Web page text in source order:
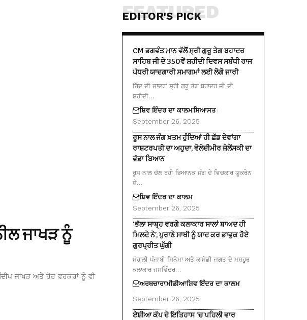
ਜਾਖੜ ਨੂੰ
ਜਾਖੜ ਅਤੇ ਹੋਰ ਵਰਕਰਾਂ ਨੂੰ ਵੀ
EDITOR'S PICK
FEATURED
CM ਭਗਵੰਤ ਮਾਨ ਵੱਲੋਂ ਸ੍ਰੀ ਗੁਰੂ ਤੇਗ ਬਹਾਦਰ
ਸਾਹਿਬ ਜੀ ਦੇ 350ਵੇਂ ਸ਼ਹੀਦੀ ਦਿਵਸ ਸਬੰਧੀ ਰਾਜ
ਪੱਧਰੀ ਯਾਦਗਾਰੀ ਸਮਾਗਮਾਂ ਲਈ ਲੋਗੋ ਜਾਰੀ
ਹਿੰਦ ਦੀ ਚਾਦਰ’ ਸ੍ਰੀ ਗੁਰੂ ਤੇਗ ਬਹਾਦਰ ਜੀ ਦੀ
ਸ਼ਹੀਦੀ…
ਸ਼ਿਵ ਇੰਦਰ ਦਾ ਕਾਲਮਸਿਆਸਤ
September 26, 2025
ਰੂਸ ਨਾਲ ਜੰਗ ਖ਼ਤਮ ਹੁੰਦਿਆਂ ਹੀ ਛੱਡ ਦੇਵਾਂਗਾ
ਰਾਸ਼ਟਰਪਤੀ ਦਾ ਅਹੁਦਾ, ਵੋਲੋਦੀਮੀਰ ਜ਼ੇਲੇਂਸਕੀ ਦਾ
ਵੱਡਾ ਬਿਆਨ
ਰੂਸ ਨਾਲ ਚੱਲ ਰਹੀ ਭਿਆਨਕ ਜੰਗ ਦੇ ਵਿਚਕਾਰ ਯੂਕਰੇਨ
ਦੇ…
ਸ਼ਿਵ ਇੰਦਰ ਦਾ ਕਾਲਮ
September 26, 2025
‘ਭੱਲਾ ਸਾਬ੍ਹ ਵਰਗੇ ਕਲਾਕਾਰ ਸਾਲਾਂ ਬਾਅਦ ਹੀ
ਮਿਲਦੇ ਨੇ’, ਪੁਰਾਣੇ ਸਾਥੀ ਨੂੰ ਯਾਦ ਕਰ ਭਾਵੁਕ ਹੋਏ
ਗੁਰਪ੍ਰੀਤ ਘੁੱਗੀ
ਮੋਹਾਲੀ ਪੰਜਾਬੀ ਸਿਨੇਮਾ ਅਤੇ ਕਾਮੇਡੀ ਜਗਤ ਦੇ ਮਸ਼ਹੂਰ
ਕਲਾਕਾਰ ਜਸਵਿੰਦਰ…
ਅਰਥਚਾਰਾਮੀਡੀਆਸ਼ਿਵ ਇੰਦਰ ਦਾ ਕਾਲਮ
September 26, 2025
ਏਸ਼ੀਆ ਕੱਪ ਦੇ ਇਤਿਹਾਸ ‘ਚ ਪਹਿਲੀ ਵਾਰ